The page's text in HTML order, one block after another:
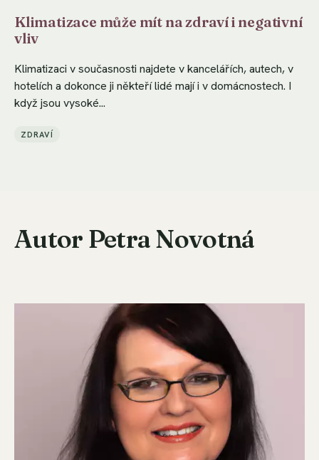
Klimatizace může mít na zdraví i negativní
vliv
Klimatizaci v současnosti najdete v kancelářích, autech, v
hotelích a dokonce ji někteří lidé mají i v domácnostech. I
když jsou vysoké...
ZDRAVÍ
Autor Petra Novotná